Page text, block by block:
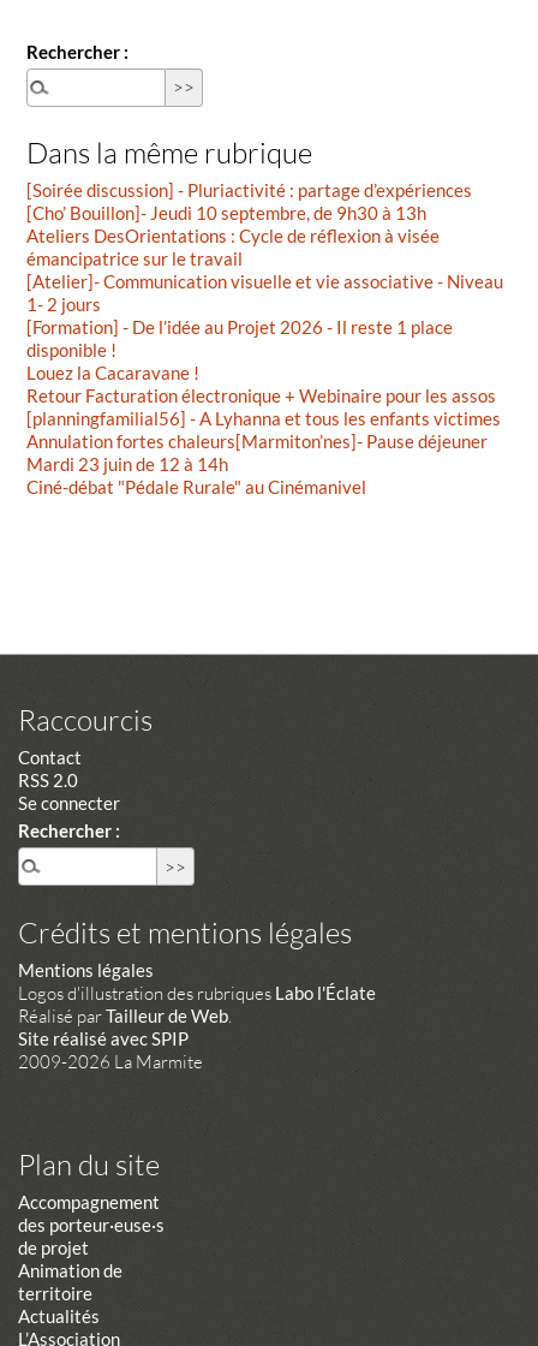
Rechercher :
Dans la même rubrique
[Soirée discussion] - Pluriactivité : partage d’expériences
[Cho’ Bouillon]- Jeudi 10 septembre, de 9h30 à 13h
Ateliers DesOrientations : Cycle de réflexion à visée
émancipatrice sur le travail
[Atelier]- Communication visuelle et vie associative - Niveau
1- 2 jours
[Formation] - De l’idée au Projet 2026 - Il reste 1 place
disponible !
Louez la Cacaravane !
Retour Facturation électronique + Webinaire pour les assos
[planningfamilial56] - A Lyhanna et tous les enfants victimes
Annulation fortes chaleurs[Marmiton’nes]- Pause déjeuner
Mardi 23 juin de 12 à 14h
Ciné-débat "Pédale Rurale" au Cinémanivel
Raccourcis
Contact
RSS 2.0
Se connecter
Rechercher :
Crédits et mentions légales
Mentions légales
Logos d'illustration des rubriques Labo l'Éclate
Réalisé parTailleur de Web.
Site réalisé avec SPIP
2009-2026 La Marmite
Plan du site
Accompagnement
des porteur·euse·s
de projet
Animation de
territoire
Actualités
L’Association